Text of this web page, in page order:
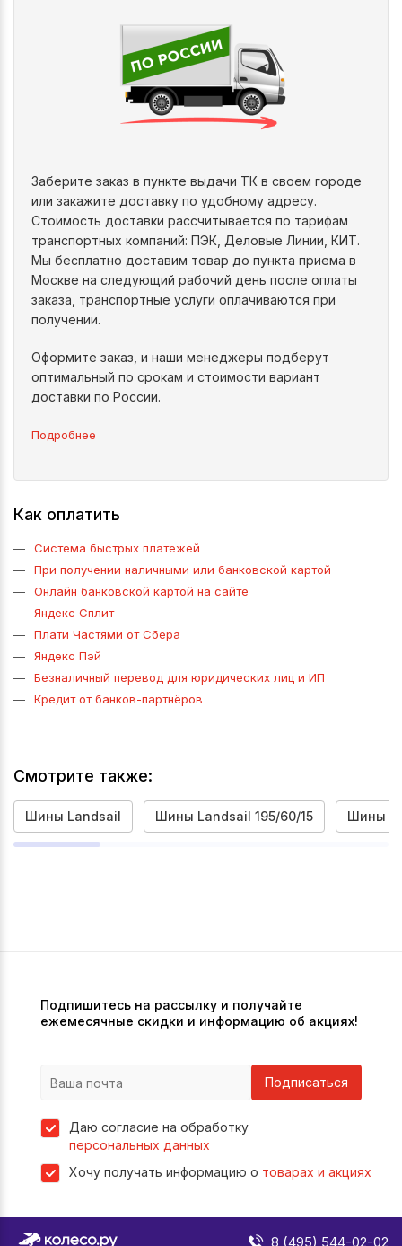
Заберите заказ в пункте выдачи ТК в своем городе
или закажите доставку по удобному адресу.
Стоимость доставки рассчитывается по тарифам
транспортных компаний: ПЭК, Деловые Линии, КИТ.
Мы бесплатно доставим товар до пункта приема в
Москве на следующий рабочий день после оплаты
заказа, транспортные услуги оплачиваются при
получении.
Оформите заказ, и наши менеджеры подберут
оптимальный по срокам и стоимости вариант
доставки по России.
Подробнее
Как оплатить
Система быстрых платежей
При получении наличными или банковской картой
Онлайн банковской картой на сайте
Яндекс Сплит
Плати Частями от Сбера
Яндекс Пэй
Безналичный перевод для юридических лиц и ИП
Кредит от банков-партнёров
Смотрите также:
Шины Landsail Шины Landsail 195/60/15 Шины
Подпишитесь на рассылку и получайте
ежемесячные скидки и информацию об акциях!
Подписаться
Даю согласие на обработку
персональных данных
Хочу получать информацию о товарах и акциях
8 (495) 544-02-02